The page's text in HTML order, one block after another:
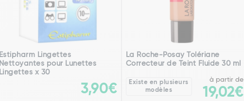
Estipharm Lingettes
Nettoyantes pour Lunettes
Lingettes x 30
3,90€
La Roche-Posay Tolériane
Correcteur de Teint Fluide 30 ml
Existe en plusieurs
modèles
à partir de
19,02€